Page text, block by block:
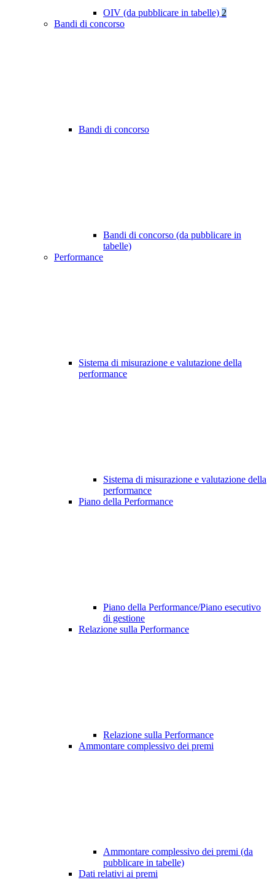
OIV (da pubblicare in tabelle) 2
Bandi di concorso
Bandi di concorso
Bandi di concorso (da pubblicare in
tabelle)
Performance
Sistema di misurazione e valutazione della
performance
Sistema di misurazione e valutazione della
performance
Piano della Performance
Piano della Performance/Piano esecutivo
di gestione
Relazione sulla Performance
Relazione sulla Performance
Ammontare complessivo dei premi
Ammontare complessivo dei premi (da
pubblicare in tabelle)
Dati relativi ai premi